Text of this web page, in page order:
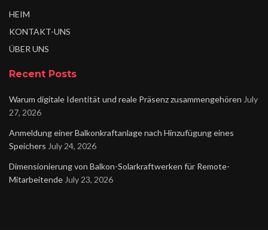
HEIM
KONTAKT-UNS
ÜBER UNS
Recent Posts
Warum digitale Identität und reale Präsenz zusammengehören July
27, 2026
Anmeldung einer Balkonkraftanlage nach Hinzufügung eines
Speichers July 24, 2026
Dimensionierung von Balkon-Solarkraftwerken für Remote-
Mitarbeitende July 23, 2026